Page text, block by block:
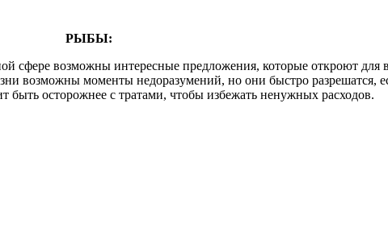
РЫБЫ:
сфере возможны интересные предложения, которые откроют для
возможны моменты недоразумений, но они быстро разрешатся,
быть осторожнее с тратами, чтобы избежать ненужных расходов.